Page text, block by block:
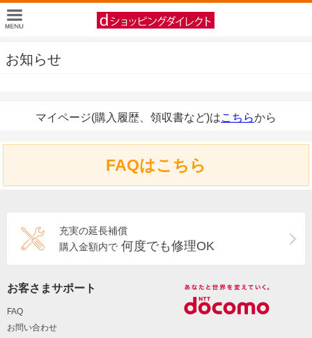
お知らせ
マイページ(購入履歴、領収書など)はこちらから
FAQはこちら
充実の延長補償
購入金額内で 何度でも修理OK
お客さまサポート
FAQ
お問い合わせ